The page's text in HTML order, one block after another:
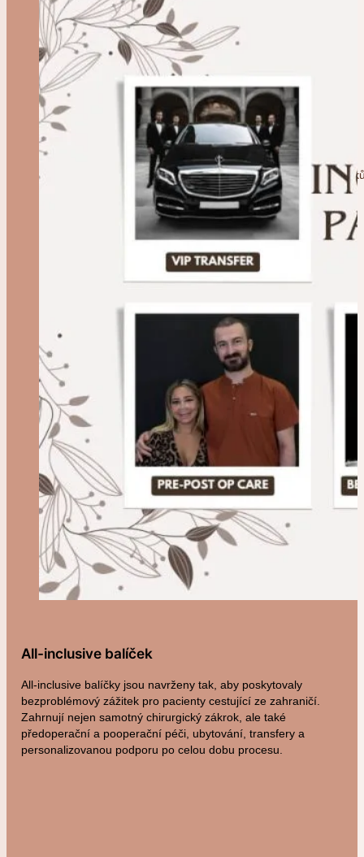
Turecku
Lifting Krku v Turecku
Lip Lift v Turecku
Bichektomie v Turecku
Otoplastika (Plastika Uší) v Turecku
Lipotransfer (Přenos Tuku) v Turecku
Dimpleplastika (Operace vytvoření
Turecku
Odstranění Znaménka v Turecku
MIA Femtech v Turecku
Motiva Preserve v Turecku
Zvětšení Prsou v Turecku
Modelace Prsou v Turecku
Zmenšení Prsou v Turecku
Rekonstrukce Prsou v Turecku
Gynekomastie v Turecku
Operace Těla
Liposukce v Turecku
BBL v Turecku
Plastika Paží v Turecku
All-inclusive balíček
All-inclusive balíčky jsou navrženy tak, aby poskytovaly
bezproblémový zážitek pro pacienty cestující ze zahraničí.
Zahrnují nejen samotný chirurgický zákrok, ale také
předoperační a pooperační péči, ubytování, transfery a
personalizovanou podporu po celou dobu procesu.